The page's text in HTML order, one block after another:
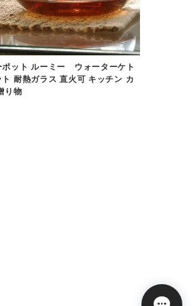
ポット ルーミー ウォーターケト
耐熱ガラス 直火可 キッチン カ
り物